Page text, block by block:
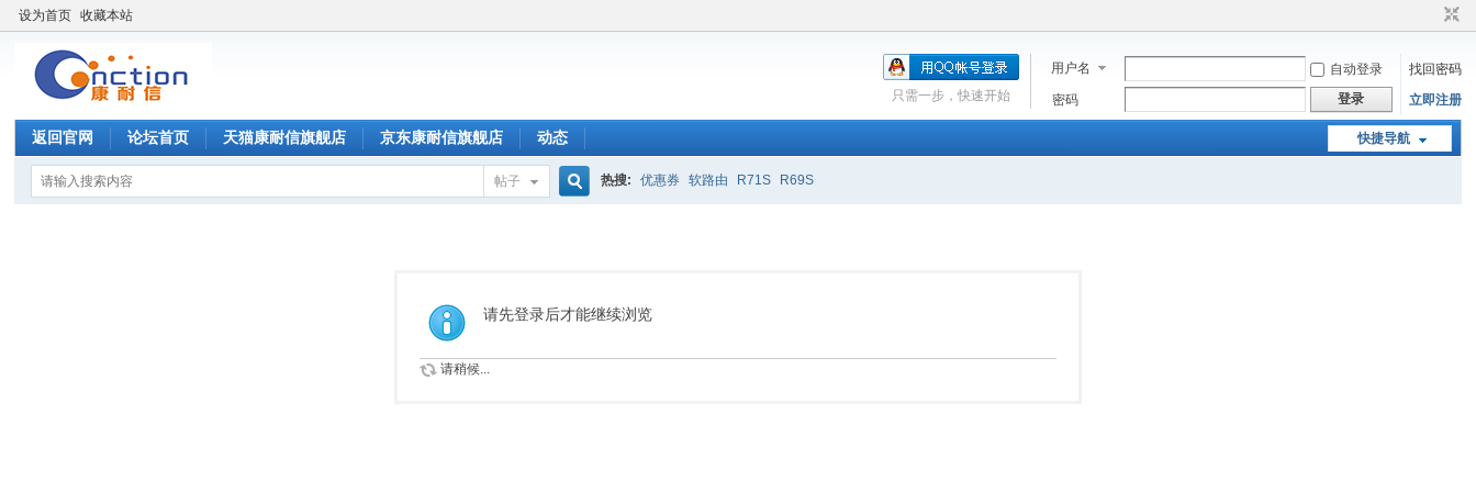
设为首页 收藏本站
用户名 自动登录
找回密码
密码
登录 立即注册
只需一步，快速开始
快捷导航
返回官网 论坛首页 天猫康耐信旗舰店 京东康耐信旗舰店 动态
帖子
索
热搜: 优惠券 软路由 R71S R69S
请先登录后才能继续浏览
请稍候...